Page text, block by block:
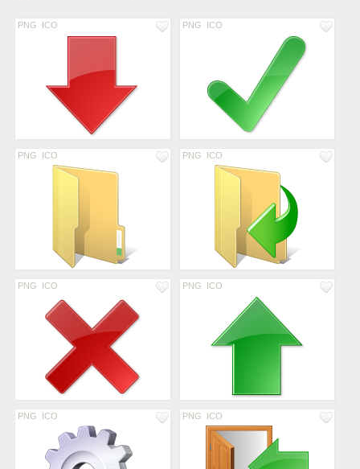
PNG ICO PNG ICO
PNG ICO PNG ICO
PNG ICO PNG ICO
PNG ICO PNG ICO